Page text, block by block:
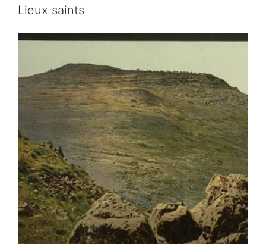
Lieux saints